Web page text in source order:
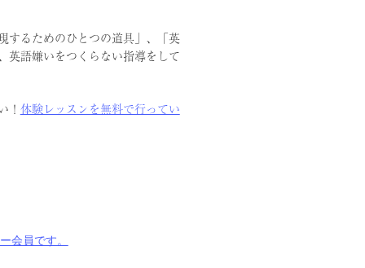
するためのひとつの道具」、「英
英語嫌いをつくらない指導をして
！ 体験レッスンを無料で行ってい
会員です。